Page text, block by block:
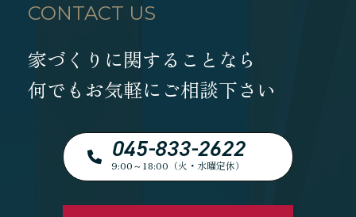
CONTACT US
家づくりに関することなら
何でもお気軽にご相談下さい
045-833-2622
9:00～18:00（火・水曜定休）